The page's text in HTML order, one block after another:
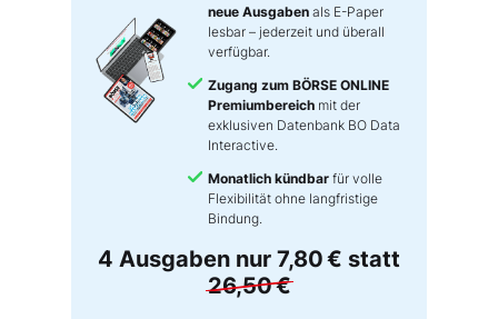
neue Ausgaben als E-Paper
lesbar – jederzeit und überall
verfügbar.
Zugang zum BÖRSE ONLINE
Premiumbereich mit der
exklusiven Datenbank BO Data
Interactive.
Monatlich kündbar für volle
Flexibilität ohne langfristige
Bindung.
4 Ausgaben nur 7,80 € statt
26,50 €